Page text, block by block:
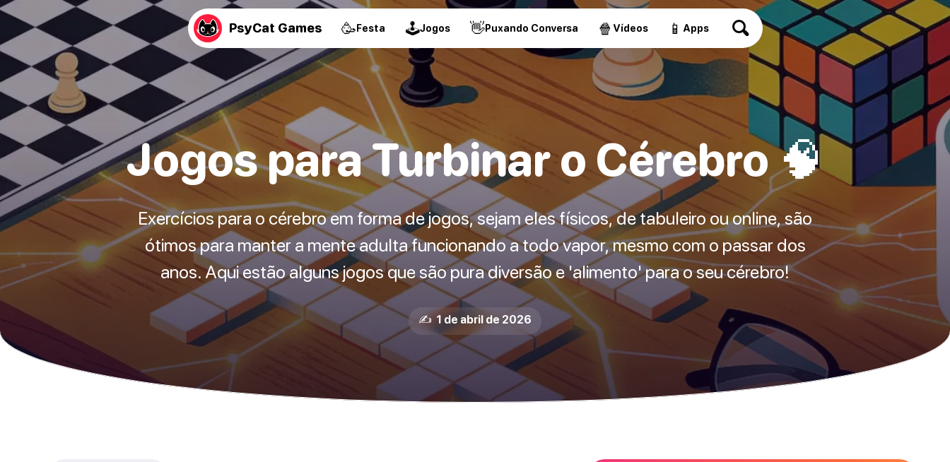
PsyCat Games 🥳Festa 🕹Jogos 👋Puxando Conversa 🍿 Vídeos 📱 Apps
Jogos para Turbinar o Cérebro 🧠
Exercícios para o cérebro em forma de jogos, sejam eles físicos, de tabuleiro ou online, são
ótimos para manter a mente adulta funcionando a todo vapor, mesmo com o passar dos
anos. Aqui estão alguns jogos que são pura diversão e 'alimento' para o seu cérebro!
✍️ 1 de abril de 2026